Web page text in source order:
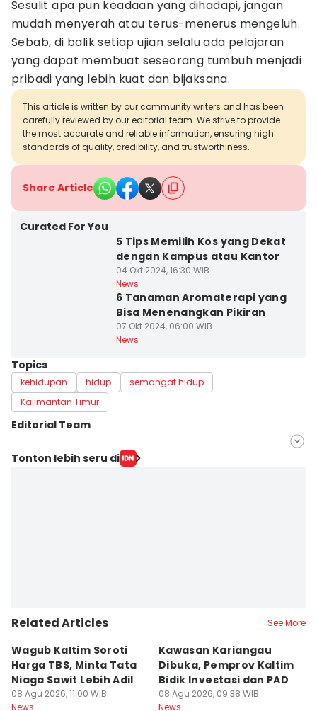
Sesulit apa pun keadaan yang dihadapi, jangan
mudah menyerah atau terus-menerus mengeluh.
Sebab, di balik setiap ujian selalu ada pelajaran
yang dapat membuat seseorang tumbuh menjadi
pribadi yang lebih kuat dan bijaksana.
This article is written by our community writers and has been
carefully reviewed by our editorial team. We strive to provide
the most accurate and reliable information, ensuring high
standards of quality, credibility, and trustworthiness.
Share Article
Curated For You
5 Tips Memilih Kos yang Dekat
dengan Kampus atau Kantor
04 Okt 2024, 16:30 WIB
News
6 Tanaman Aromaterapi yang
Bisa Menenangkan Pikiran
07 Okt 2024, 06:00 WIB
News
Topics
kehidupan hidup
semangat hidup
Kalimantan Timur
Editorial Team
Editor
Tonton lebih seru di
Related Articles See More
Wagub Kaltim Soroti
Harga TBS, Minta Tata
Niaga Sawit Lebih Adil
08 Agu 2026, 11:00 WIB
News
Kawasan Kariangau
Dibuka, Pemprov Kaltim
Bidik Investasi dan PAD
08 Agu 2026, 09:38 WIB
News